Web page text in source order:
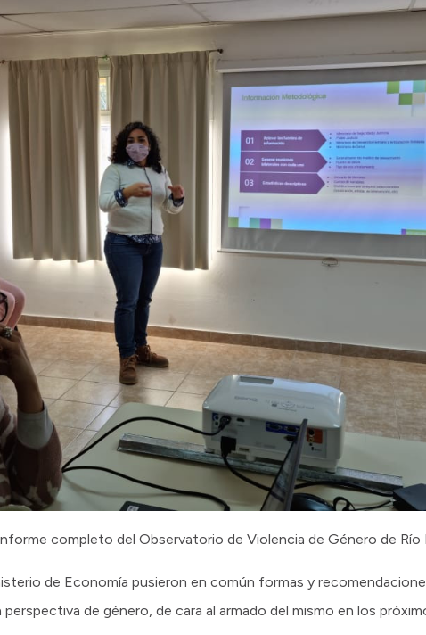
completo del Observatorio de Violencia de Género de Río
de Economía pusieron en común formas y
de género, de cara al armado del mismo en los